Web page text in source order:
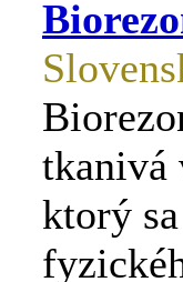
tkanivá
ktorý